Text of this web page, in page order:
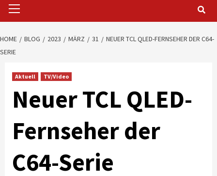
Menu
HOME BLOG 2023 MÄRZ 31
NEUER TCL QLED-FERNSEHER DER C64-
SERIE
Aktuell TV/Video
Neuer TCL QLED-
Fernseher der
C64-Serie